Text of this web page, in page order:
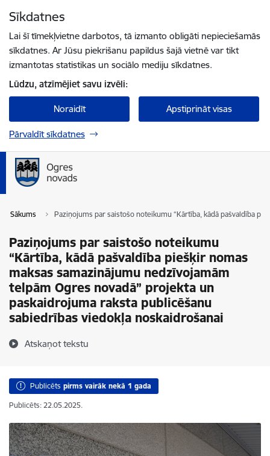
Sīkdatnes
Lai šī tīmekļvietne darbotos, tā izmanto obligāti nepieciešamās
sīkdatnes. Ar Jūsu piekrišanu papildus šajā vietnē var tikt
izmantotas statistikas un sociālo mediju sīkdatnes.
Lūdzu, atzīmējiet savu izvēli:
Noraidīt Apstiprināt visas
Pārvaldīt sīkdatnes
Sākums Paziņojums par saistošo noteikumu “Kārtība, kādā pašvaldība
Paziņojums par saistošo noteikumu
“Kārtība, kādā pašvaldība piešķir nomas
maksas samazinājumu nedzīvojamām
telpām Ogres novadā” projekta un
paskaidrojuma raksta publicēšanu
sabiedrības viedokļa noskaidrošanai
Atskaņot tekstu
Publicēts pirms vairāk nekā 1 gada
Publicēts: 22.05.2025.